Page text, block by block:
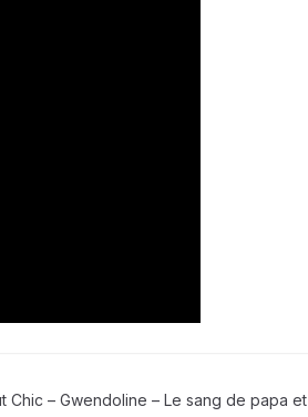
Chic – Gwendoline – Le sang de papa et